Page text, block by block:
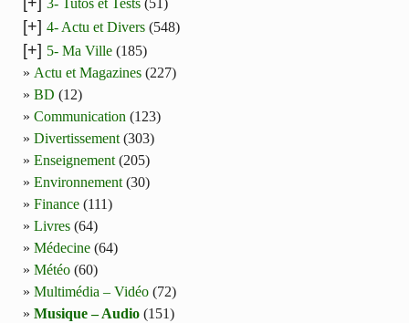
3- Tutos et Tests (51)
[+] 4- Actu et Divers (548)
[+] 5- Ma Ville (185)
Actu et Magazines (227)
BD (12)
Communication (123)
Divertissement (303)
Enseignement (205)
Environnement (30)
Finance (111)
Livres (64)
Médecine (64)
Météo (60)
Multimédia – Vidéo (72)
Musique – Audio (151)